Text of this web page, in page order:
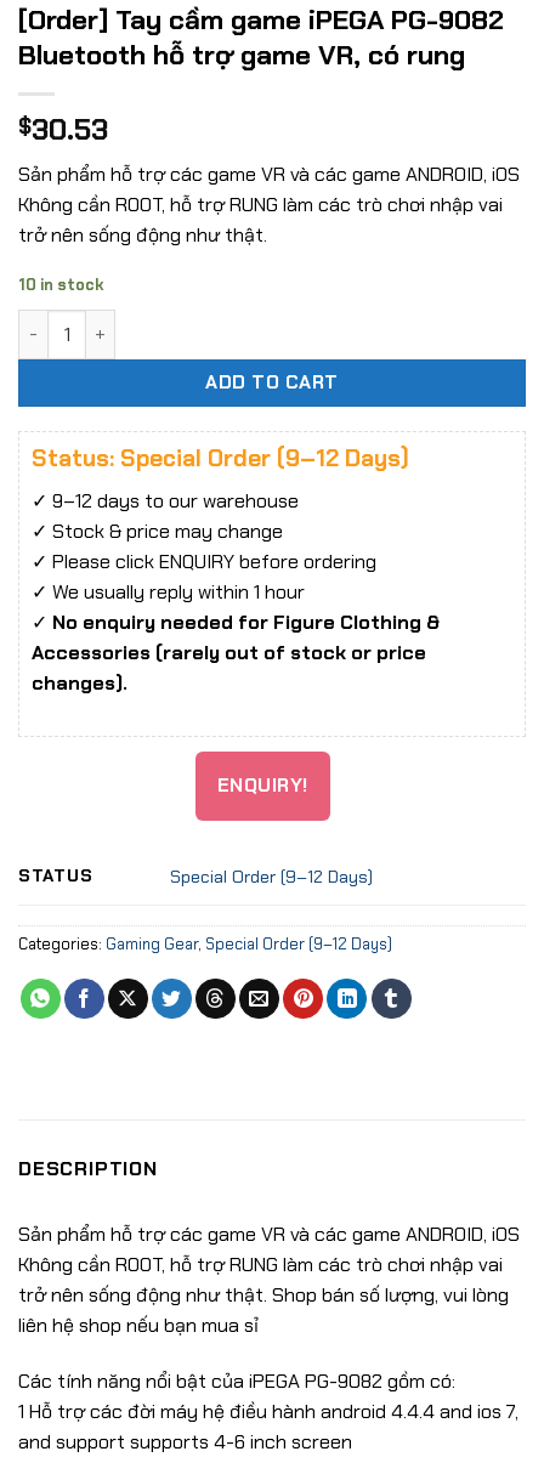
[Order] Tay cầm game iPEGA PG-9082
Bluetooth hỗ trợ game VR, có rung
$30.53
Sản phẩm hỗ trợ các game VR và các game ANDROID, iOS
Không cần ROOT, hỗ trợ RUNG làm các trò chơi nhập vai
trở nên sống động như thật.
10 in stock
ADD TO CART
Status: Special Order (9–12 Days)
✓ 9–12 days to our warehouse
✓ Stock & price may change
✓ Please click ENQUIRY before ordering
✓ We usually reply within 1 hour
✓ No enquiry needed for Figure Clothing &
Accessories (rarely out of stock or price
changes).
ENQUIRY!
STATUS Special Order (9–12 Days)
Categories: Gaming Gear, Special Order (9–12 Days)
DESCRIPTION
Sản phẩm hỗ trợ các game VR và các game ANDROID, iOS
Không cần ROOT, hỗ trợ RUNG làm các trò chơi nhập vai
trở nên sống động như thật. Shop bán số lượng, vui lòng
liên hệ shop nếu bạn mua sỉ
Các tính năng nổi bật của iPEGA PG-9082 gồm có:
1 Hỗ trợ các đời máy hệ điều hành android 4.4.4 and ios 7,
and support supports 4-6 inch screen